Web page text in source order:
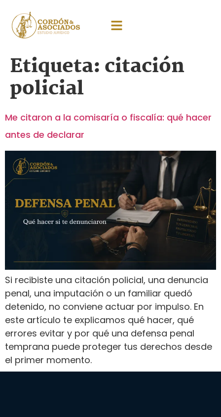
Etiqueta:citación
policial
Me citaron a la comisaría o fiscalía: qué hacer
antes de declarar
Si recibiste una citación policial, una denuncia
penal, una imputación o un familiar quedó
detenido, no conviene actuar por impulso. En
este artículo te explicamos qué hacer, qué
errores evitar y por qué una defensa penal
temprana puede proteger tus derechos desde
el primer momento.